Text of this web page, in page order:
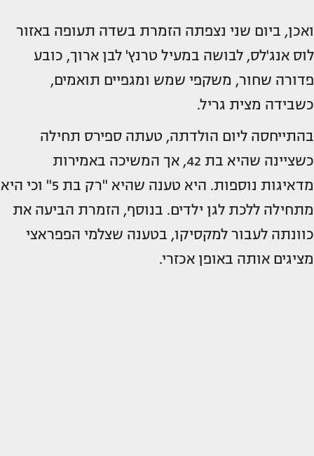
ואכן, ביום שני נצפתה הזמרת בשדה תעופה באזור
לוס אנג'לס, לבושה במעיל טרנץ' לבן ארוך, כובע
פדורה שחור, משקפי שמש ומגפיים תואמים,
כשבידה מצית גריל.
בהתייחסה ליום הולדתה, טעתה ספירס תחילה
כשציינה שהיא בת 42, אך המשיכה באמירות
מדאיגות נוספות. היא טענה שהיא "רק בת 5" וכי היא
מתחילה ללכת לגן ילדים. בנוסף, הזמרת הביעה את
כוונתה לעבור למקסיקו, בטענה שצלמי הפפראצי
מציגים אותה באופן אכזרי.